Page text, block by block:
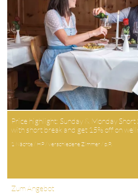
Price highlight: Sunday & Monday
with short break and get 15% off on
1 Nächte / HP / verschiedene Zimmer / p.P.
Zum Angebot